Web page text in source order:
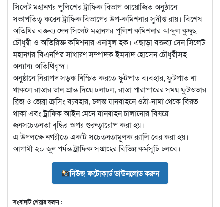
সিলেট মহানগর পুলিশের ট্রাফিক বিভাগ আয়োজিত অনুষ্ঠানে
সভাপতিত্ব করেন ট্রাফিক বিভাগের উপ-কমিশনার সুদীপ্ত রায়। বিশেষ
অতিথির বক্তব্য দেন সিলেট মহানগর পুলিশ কমিশনার আব্দুল কুদ্দুছ
চৌধুরী ও অতিরিক্ত কমিশনার এনামুল হক। এছাড়া বক্তব্য দেন সিলেট
মহানগর বিএনপির সাধারণ সম্পাদক ইমদাদ হোসেন চৌধুরীসহ
অন্যান্য অতিথিবৃন্দ।
অনুষ্ঠানে নিরাপদ সড়ক নিশ্চিত করতে ফুটপাত ব্যবহার, ফুটপাত না
থাকলে রাস্তার ডান প্রান্ত দিয়ে চলাচল, রাস্তা পারাপারের সময় ফুটওভার
ব্রিজ ও জেব্রা ক্রসিং ব্যবহার, চলন্ত যানবাহনে ওঠা-নামা থেকে বিরত
থাকা এবং ট্রাফিক আইন মেনে যানবাহন চালানোর বিষয়ে
জনসচেতনতা বৃদ্ধির ওপর গুরুত্বারোপ করা হয়।
এ উপলক্ষে নগরীতে একটি সচেতনতামূলক র‌্যালি বের করা হয়।
আগামী ২০ জুন পর্যন্ত ট্রাফিক সপ্তাহের বিভিন্ন কর্মসূচি চলবে।
নিউজ ফটোকার্ড ডাউনলোড করুন
সংবাদটি শেয়ার করুন :